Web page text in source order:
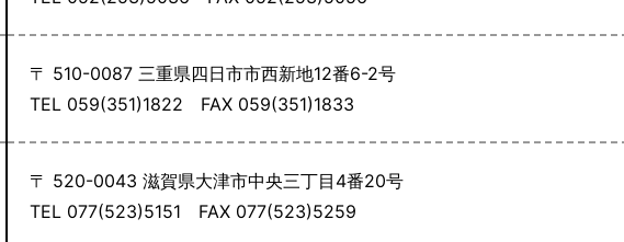
〒 510-0087 三重県四日市市西新地12番6-2号
TEL 059(351)1822 FAX 059(351)1833
〒 520-0043 滋賀県大津市中央三丁目4番20号
TEL 077(523)5151 FAX 077(523)5259